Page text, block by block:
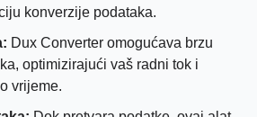
konverzije podataka.
Dux Converter omogućava brzu
optimizirajući vaš radni tok i
vrijeme.